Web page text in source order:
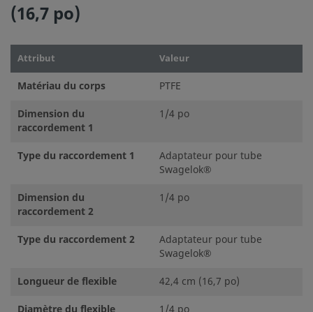
(16,7 po)
Attribut Valeur
Matériau du corps
PTFE
Dimension du
raccordement 1
1/4 po
Type du raccordement 1
Adaptateur pour tube
Swagelok®
Dimension du
raccordement 2
1/4 po
Type du raccordement 2
Adaptateur pour tube
Swagelok®
Longueur de flexible
42,4 cm (16,7 po)